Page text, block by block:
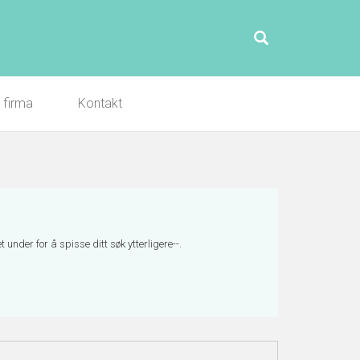
firma Kontakt
under for å spisse ditt søk ytterligere--.